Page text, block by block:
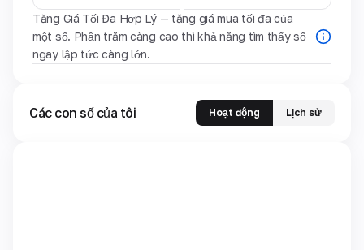
Tăng Giá Tối Đa Hợp Lý — tăng giá mua tối đa của
một số. Phần trăm càng cao thì khả năng tìm thấy số
ngay lập tức càng lớn.
Các con số của tôi Hoạt động Lịch sử